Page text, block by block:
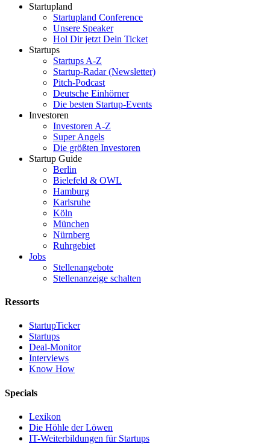
Startupland
Startupland Conference
Unsere Speaker
Hol Dir jetzt Dein Ticket
Startups
Startups A-Z
Startup-Radar (Newsletter)
Pitch-Podcast
Deutsche Einhörner
Die besten Startup-Events
Investoren
Investoren A-Z
Super Angels
Die größten Investoren
Startup Guide
Berlin
Bielefeld & OWL
Hamburg
Karlsruhe
Köln
München
Nürnberg
Ruhrgebiet
Jobs
Stellenangebote
Stellenanzeige schalten
Ressorts
StartupTicker
Startups
Deal-Monitor
Interviews
Know How
Specials
Lexikon
Die Höhle der Löwen
IT-Weiterbildungen für Startups